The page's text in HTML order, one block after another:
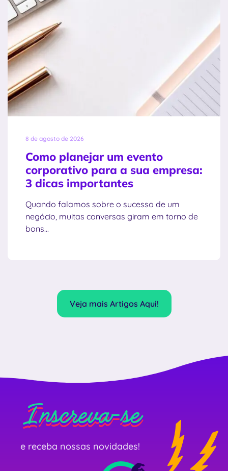
8 de agosto de 2026
Como planejar um evento
corporativo para a sua empresa:
3 dicas importantes
Quando falamos sobre o sucesso de um
negócio, muitas conversas giram em torno de
bons...
Veja mais Artigos Aqui!
Inscreva-se
Inscreva-se
Inscreva-se
e receba nossas novidades!